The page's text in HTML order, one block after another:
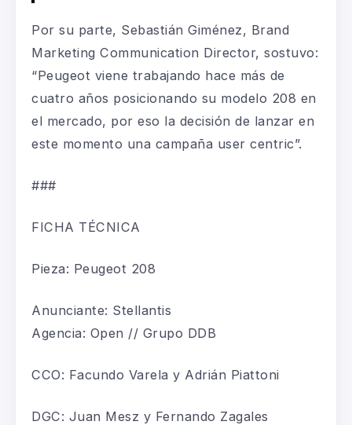
Por su parte, Sebastián Giménez, Brand
Marketing Communication Director, sostuvo:
“Peugeot viene trabajando hace más de
cuatro años posicionando su modelo 208 en
el mercado, por eso la decisión de lanzar en
este momento una campaña user centric”.
###
FICHA TÉCNICA
Pieza: Peugeot 208
Anunciante: Stellantis
Agencia: Open // Grupo DDB
CCO: Facundo Varela y Adrián Piattoni
DGC: Juan Mesz y Fernando Zagales